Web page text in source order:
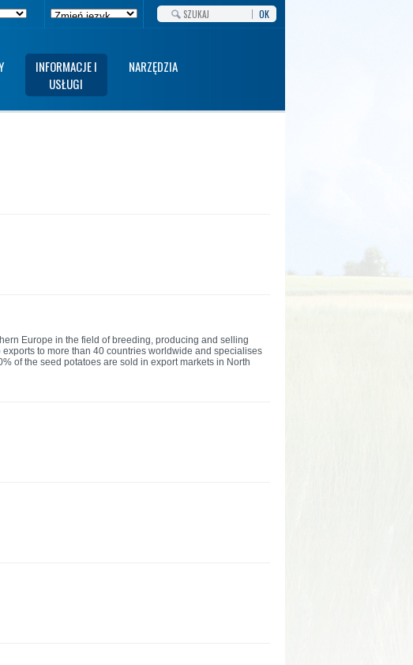
OK
INFORMACJE I
USŁUGI
NARZĘDZIA
Europe in the field of breeding, producing and selling
to more than 40 countries worldwide and specialises
of the seed potatoes are sold in export markets in North